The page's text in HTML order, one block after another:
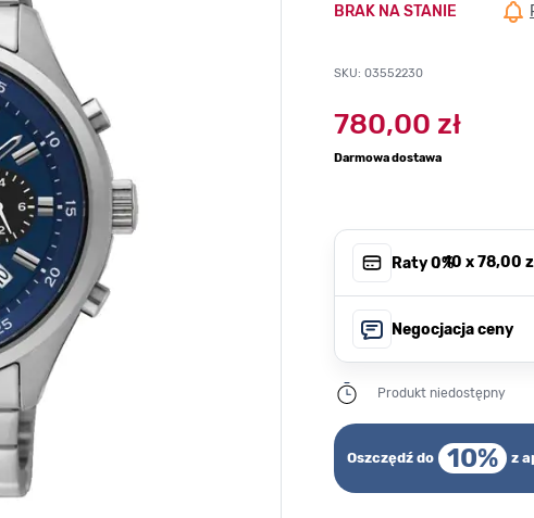
BRAK NA STANIE
SKU: 03552230
780,00 zł
Darmowa dostawa
Raty 0%, 10 x78,00
Negocjacja ceny
Produkt niedostępny
Oszczędź do 10% z